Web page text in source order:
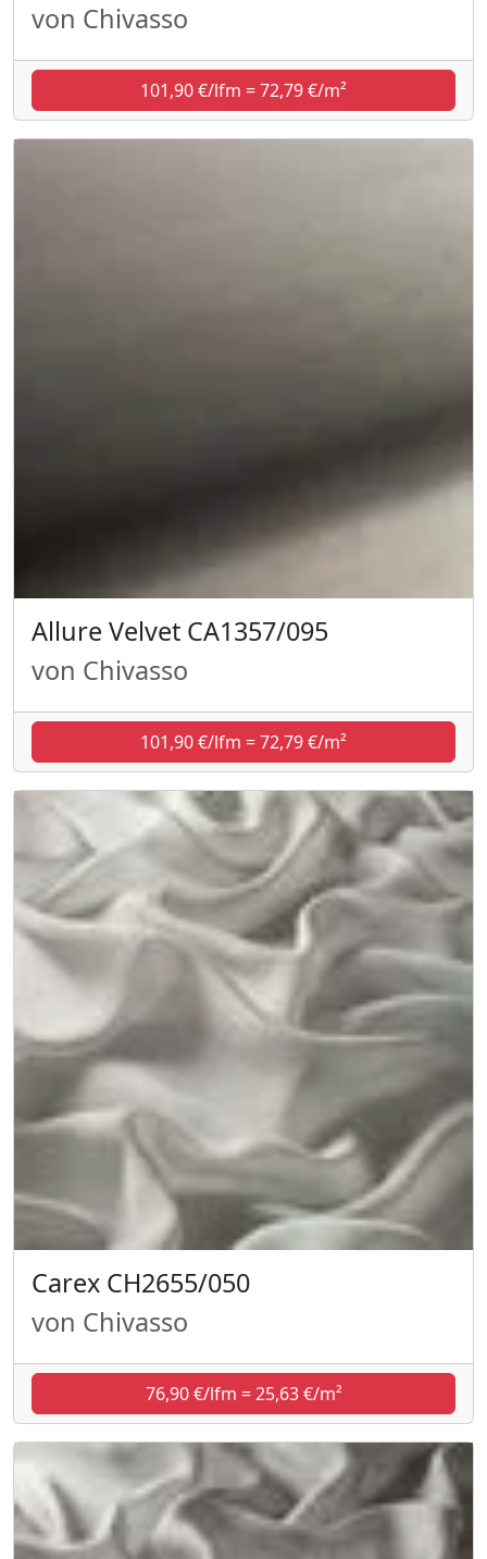
von Chivasso
101,90 €/lfm = 72,79 €/m²
Allure Velvet CA1357/095
von Chivasso
101,90 €/lfm = 72,79 €/m²
Carex CH2655/050
von Chivasso
76,90 €/lfm = 25,63 €/m²